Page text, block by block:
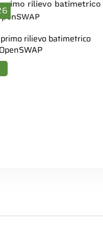
rilievo batimetrico